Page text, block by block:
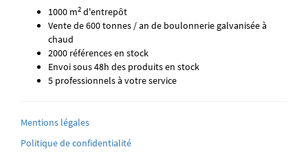
1000 m2 d'entrepôt
Vente de 600 tonnes / an de boulonnerie galvanisée à
chaud
2000 références en stock
Envoi sous 48h des produits en stock
5 professionnels à votre service
Mentions légales
Politique de confidentialité